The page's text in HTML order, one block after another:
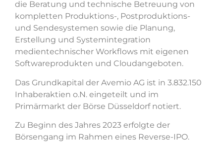
die Beratung und technische Betreuung von
kompletten Produktions-, Postproduktions-
und Sendesystemen sowie die Planung,
Erstellung und Systemintegration
medientechnischer Workflows mit eigenen
Softwareprodukten und Cloudangeboten.
Das Grundkapital der Avemio AG ist in 3.832.150
Inhaberaktien o.N. eingeteilt und im
Primärmarkt der Börse Düsseldorf notiert.
Zu Beginn des Jahres 2023 erfolgte der
Börsengang im Rahmen eines Reverse-IPO.